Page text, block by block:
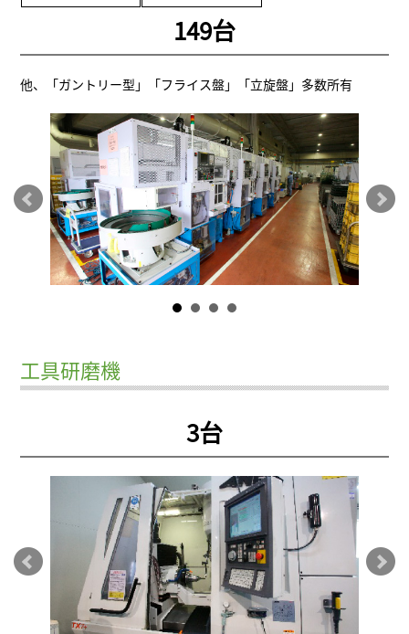
149台
他、「ガントリー型」「フライス盤」「立旋盤」多数所有
工具研磨機
3台